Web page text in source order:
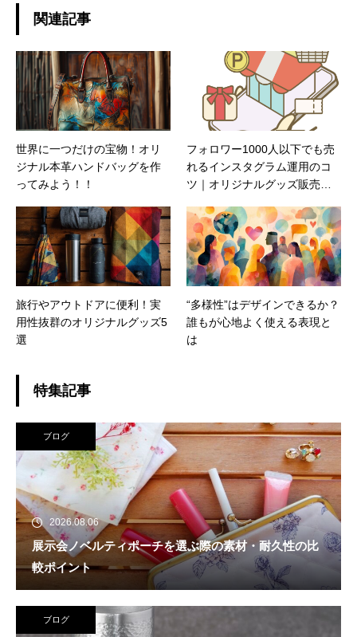
関連記事
世界に一つだけの宝物！オリ
ジナル本革ハンドバッグを作
ってみよう！！
フォロワー1000人以下でも売
れるインスタグラム運用のコ
ツ｜オリジナルグッズ販売の
旅行やアウトドアに便利！実
用性抜群のオリジナルグッズ5
選
“多様性”はデザインできるか？
誰もが心地よく使える表現と
は
特集記事
ブログ
2026.08.06
展示会ノベルティポーチを選ぶ際の素材・耐久性の比
較ポイント
ブログ